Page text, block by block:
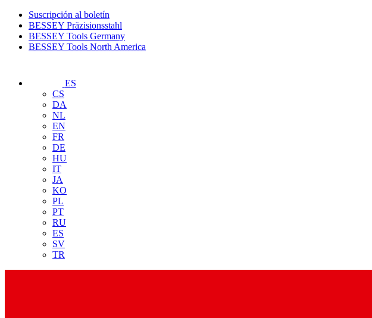
Suscripción al boletín
BESSEY Präzisionsstahl
BESSEY Tools Germany
BESSEY Tools North America
ES
CS
DA
NL
EN
FR
DE
HU
IT
JA
KO
PL
PT
RU
ES
SV
TR